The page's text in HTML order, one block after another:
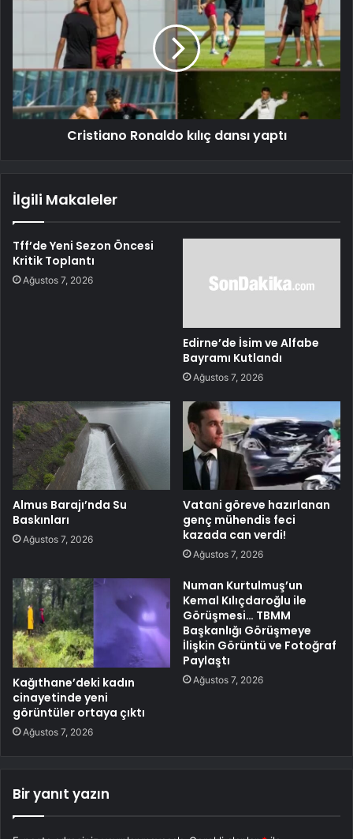
Cristiano Ronaldo kılıç dansı yaptı
İlgili Makaleler
Tff’de Yeni Sezon Öncesi
Kritik Toplantı
Ağustos 7, 2026
Edirne’de İsim ve Alfabe
Bayramı Kutlandı
Ağustos 7, 2026
Almus Barajı’nda Su
Baskınları
Ağustos 7, 2026
Vatani göreve hazırlanan
genç mühendis feci
kazada can verdi!
Ağustos 7, 2026
Kağıthane’deki kadın
cinayetinde yeni
görüntüler ortaya çıktı
Ağustos 7, 2026
Numan Kurtulmuş’un
Kemal Kılıçdaroğlu ile
Görüşmesi… TBMM
Başkanlığı Görüşmeye
İlişkin Görüntü ve Fotoğraf
Paylaştı
Ağustos 7, 2026
Bir yanıt yazın